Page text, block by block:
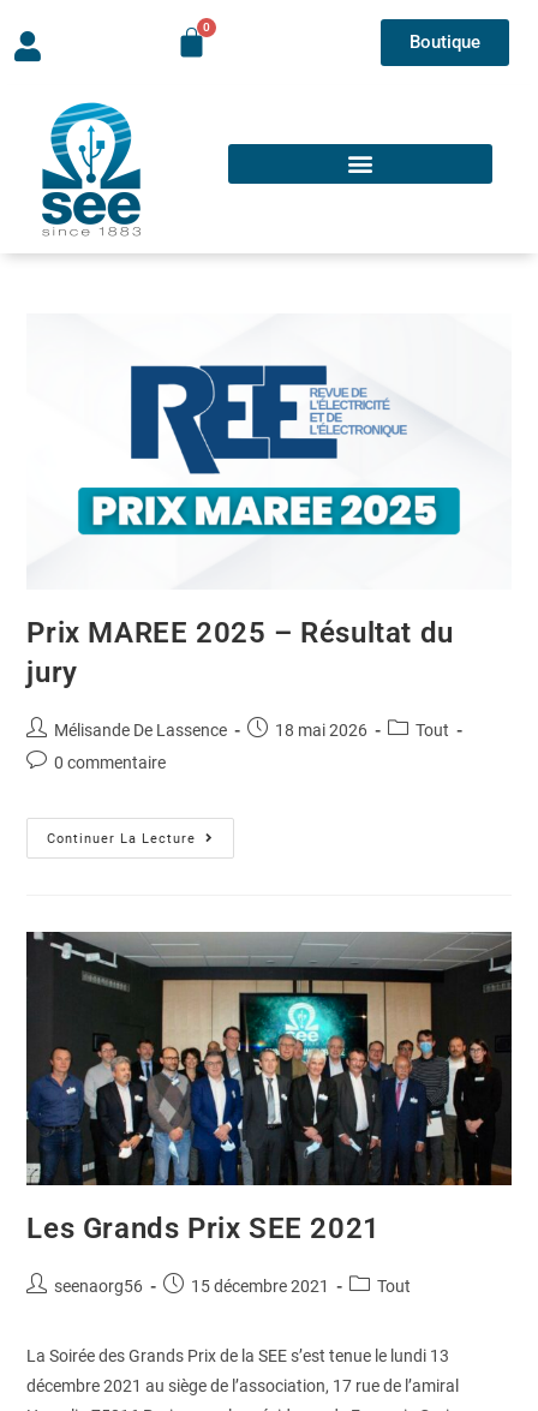
Boutique
Prix MAREE 2025 – Résultat du
jury
Mélisande De Lassence 18 mai 2026
Tout
0 commentaire
Continuer La Lecture
Les Grands Prix SEE 2021
seenaorg56 15 décembre 2021 Tout
La Soirée des Grands Prix de la SEE s’est tenue le lundi 13
décembre 2021 au siège de l’association, 17 rue de l’amiral